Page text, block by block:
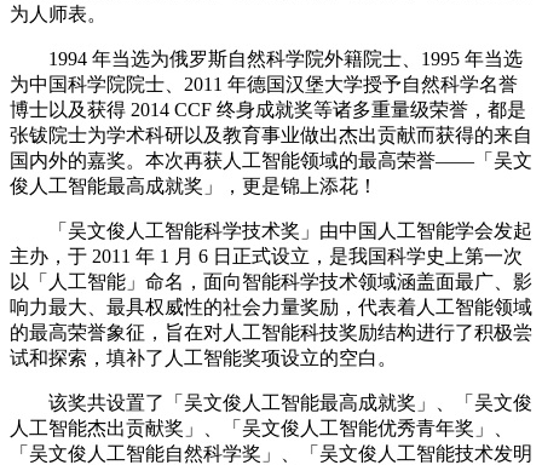
为人师表。
1994 年当选为俄罗斯自然科学院外籍院士、1995 年当选
为中国科学院院士、2011 年德国汉堡大学授予自然科学名誉
博士以及获得 2014 CCF 终身成就奖等诸多重量级荣誉，都是
张钹院士为学术科研以及教育事业做出杰出贡献而获得的来自
国内外的嘉奖。本次再获人工智能领域的最高荣誉——「吴文
俊人工智能最高成就奖」，更是锦上添花！
「吴文俊人工智能科学技术奖」由中国人工智能学会发起
主办，于 2011 年 1 月 6 日正式设立，是我国科学史上第一次
以「人工智能」命名，面向智能科学技术领域涵盖面最广、影
响力最大、最具权威性的社会力量奖励，代表着人工智能领域
的最高荣誉象征，旨在对人工智能科技奖励结构进行了积极尝
试和探索，填补了人工智能奖项设立的空白。
该奖共设置了「吴文俊人工智能最高成就奖」、「吴文俊
人工智能杰出贡献奖」、「吴文俊人工智能优秀青年奖」、
「吴文俊人工智能自然科学奖」、「吴文俊人工智能技术发明